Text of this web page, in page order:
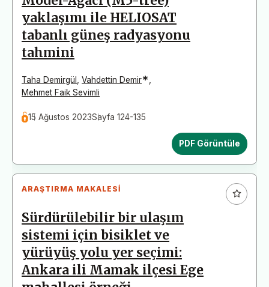
yaklaşımı ile HELIOSAT
tabanlı güneş radyasyonu
tahmini
Taha Demirgül Vahdettin Demir*
Mehmet Faik Sevimli
15 Ağustos 2023Sayfa 124-135
PDF Görüntüle
ARAŞTIRMA MAKALESI
Sürdürülebilir bir ulaşım
sistemi için bisiklet ve
yürüyüş yolu yer seçimi:
Ankara ili Mamak ilçesi Ege